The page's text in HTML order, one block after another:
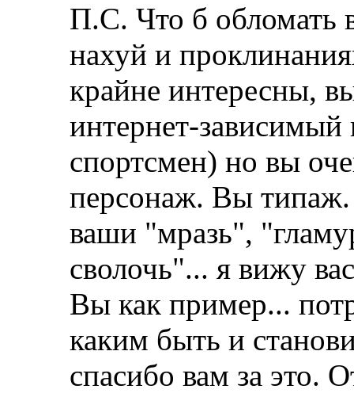
П.С. Что б обломать
нахуй и
крайне интересны,
интернет-
спортсмен) но вы
персонаж. Вы типаж.
ваши "мразь",
сволочь"... я вижу
Вы как пример...
каким быть и
спасибо вам за это.